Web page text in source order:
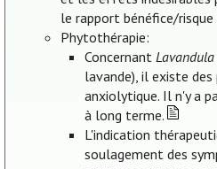
le rapport bénéfice/
Phytothérapie:
Concernant
lavande), il existe
anxiolytique. Il n'y a
à long terme.
L'indication
soulagement des